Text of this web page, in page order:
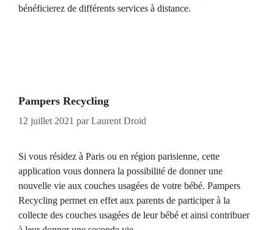
bénéficierez de différents services à distance.
Pampers Recycling
12 juillet 2021 parLaurent Droid
Si vous résidez à Paris ou en région parisienne, cette
application vous donnera la possibilité de donner une
nouvelle vie aux couches usagées de votre bébé. Pampers
Recycling permet en effet aux parents de participer à la
collecte des couches usagées de leur bébé et ainsi contribuer